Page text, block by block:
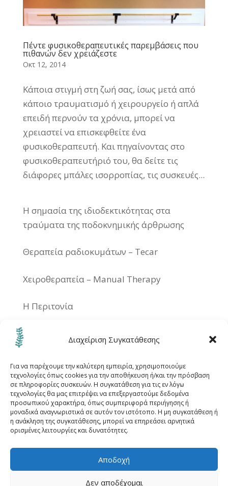
Διαχείριση Συγκατάθεσης
Για να παρέχουμε την καλύτερη εμπειρία, χρησιμοποιούμε
τεχνολογίες όπως cookies για την αποθήκευση ή/και την πρόσβαση
σε πληροφορίες συσκευών. Η συγκατάθεση για τις εν λόγω
τεχνολογίες θα μας επιτρέψει να επεξεργαστούμε δεδομένα
προσωπικού χαρακτήρα, όπως συμπεριφορά περιήγησης ή
μοναδικά αναγνωριστικά σε αυτόν τον ιστότοπο. Η μη συγκατάθεση ή
η ανάκληση της συγκατάθεσης, μπορεί να επηρεάσει αρνητικά
ορισμένες λειτουργίες και δυνατότητες.
Αποδοχή
Δεν αποδέχομαι
Πέντε φυσικοθεραπευτικές παρεμβάσεις που
πιθανών δεν χρειάζεστε
Οκτ 12, 2014
Κάποια στιγμή στη ζωή σας, ίσως μετά από
κάποιο τραυματισμό ή χειρουργείο ή απλά
επειδή περνούν τα χρόνια, μπορεί να
χρειαστεί να επισκεφθείτε ένα
φυσικοθεραπευτή. Και πηγαίνοντας στο
φυσικοθεραπευτήριό του, θα δείτε τις
διάφορες μπάλες ισορροπίας, τις συσκευές...
Η σημασία της ιδιοδεκτικότητας στα
τραύματα της ποδοκνημικής άρθρωσης
Θεραπεία ραδιοκυμάτων – Tecar
Χειροθεραπεία – Manual Therapy
Η Περιτονία
Οσφυϊκός πόνος – Λουμπάγκο –
Ισχιαλγία: Τι πρέπει να κανετε;
Αρχική Μεθόδοι
Καπερνάρος Μάνος
Ο χώρος
Σύνδεσμοι Blog
Επικοινωνία
Πολιτική Cookies (ΕΕ)